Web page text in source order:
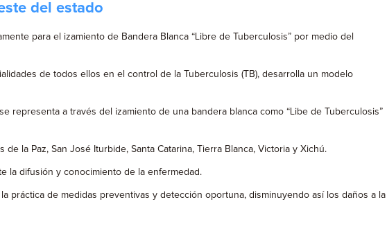
del estado
para el izamiento de Bandera Blanca “Libre de Tuberculosis” por medio del
de todos ellos en el control de la Tuberculosis (TB), desarrolla un modelo
a través del izamiento de una bandera blanca como “Libe de Tuberculosis”
la Paz, San José Iturbide, Santa Catarina, Tierra Blanca, Victoria y Xichú.
la difusión y conocimiento de la enfermedad.
práctica de medidas preventivas y detección oportuna, disminuyendo así los daños a la